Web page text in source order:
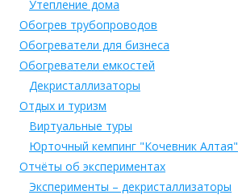
Утепление дома
Обогрев трубопроводов
Обогреватели для бизнеса
Обогреватели емкостей
Декристаллизаторы
Отдых и туризм
Виртуальные туры
Юрточный кемпинг "Кочевник Алтая"
Отчёты об экспериментах
Эксперименты – декристаллизаторы